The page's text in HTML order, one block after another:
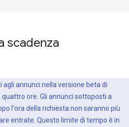
scadenza
agli annunci nella versione beta di
ore. Gli annunci sottoposti a
l'ora della richiesta non saranno più
entrate. Questo limite di tempo è in